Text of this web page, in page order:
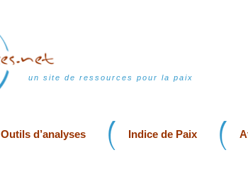
un site de ressources pour la paix
Outils d’analyses Indice de Paix